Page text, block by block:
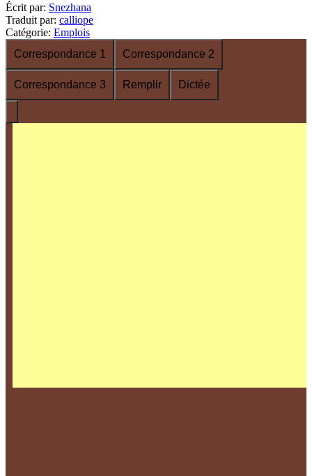
Écrit par: Snezhana
Traduit par: calliope
Catégorie: Emplois
Correspondance 1
Correspondance 2
Correspondance 3 Remplir Dictée